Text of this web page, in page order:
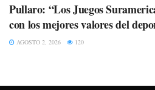
Pullaro: “Los Juegos
con los mejores valores del
AGOSTO 2, 2026 120